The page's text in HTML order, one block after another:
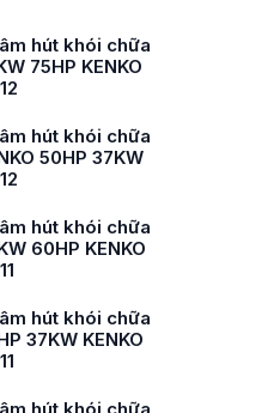
hút khói chữa
75HP KENKO
hút khói chữa
50HP 37KW
hút khói chữa
60HP KENKO
hút khói chữa
37KW KENKO